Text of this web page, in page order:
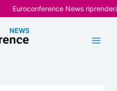
Euroconference News riprenderà